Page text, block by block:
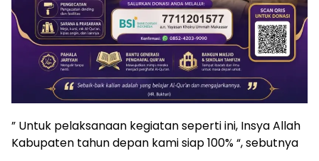
” Untuk pelaksanaan kegiatan seperti ini, Insya Allah
Kabupaten tahun depan kami siap 100% “, sebutnya